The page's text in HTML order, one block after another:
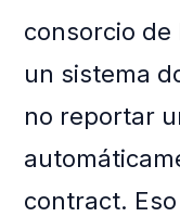
consorcio
un sistema
no reportar
contract.